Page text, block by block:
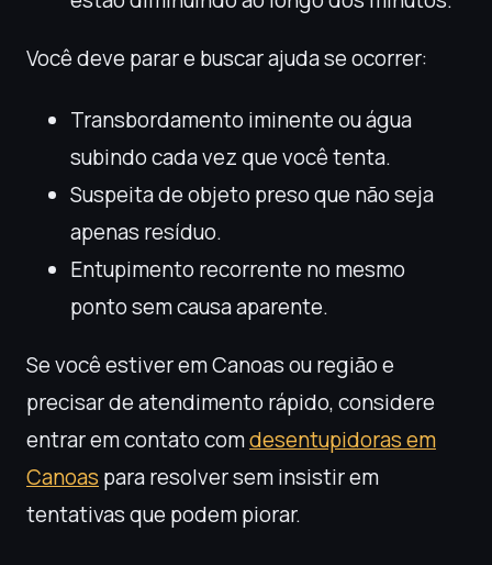
Você deve parar e buscar ajuda se ocorrer:
Transbordamento iminente ou água
subindo cada vez que você tenta.
Suspeita de objeto preso que não seja
apenas resíduo.
Entupimento recorrente no mesmo
ponto sem causa aparente.
Se você estiver em Canoas ou região e
precisar de atendimento rápido, considere
entrar em contato comdesentupidoras em
Canoas para resolver sem insistir em
tentativas que podem piorar.